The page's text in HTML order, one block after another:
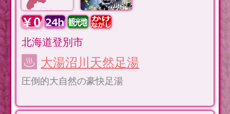
北海道登別市
大湯沼川天然足湯
圧倒的大自然の豪快足湯